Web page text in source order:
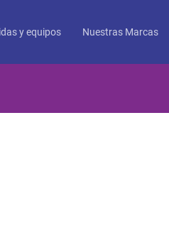
y equipos Nuestras Marcas